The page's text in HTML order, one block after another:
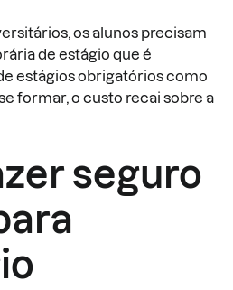
os alunos precisam
de estágio que é
estágios obrigatórios como
formar, o custo recai sobre a
seguro